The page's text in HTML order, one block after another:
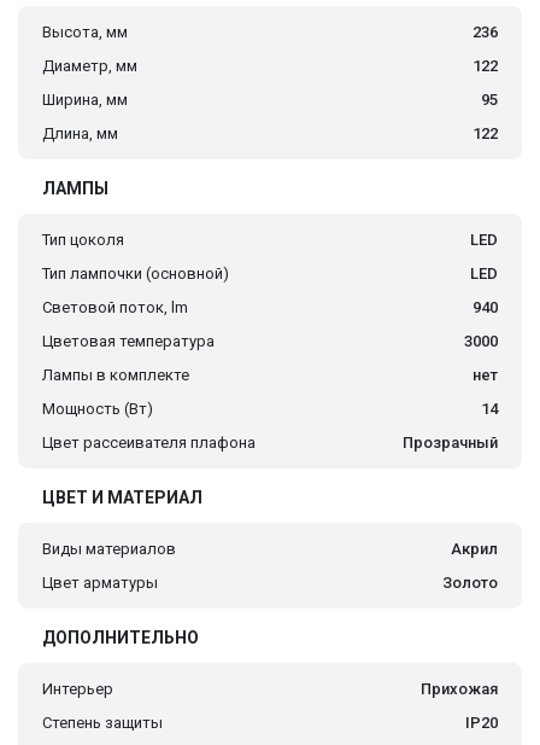
Высота, мм
236
Диаметр, мм
122
Ширина, мм
95
Длина, мм
122
ЛАМПЫ
Тип цоколя
LED
Тип лампочки (основной)
LED
Световой поток, lm
940
Цветовая температура
3000
Лампы в комплекте
нет
Мощность (Вт)
14
Цвет рассеивателя плафона
Прозрачный
ЦВЕТ И МАТЕРИАЛ
Виды материалов
Акрил
Цвет арматуры
Золото
ДОПОЛНИТЕЛЬНО
Интерьер
Прихожая
Степень защиты
IP20